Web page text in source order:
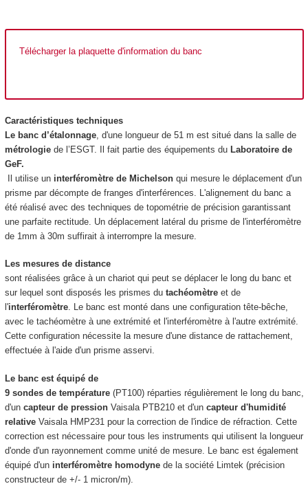
Télécharger la plaquette d'information du banc
Caractéristiques techniques
Le banc d’étalonnage, d'une longueur de 51 m est situé dans la salle de
métrologiede l’ESGT. Il fait partie des équipements du Laboratoire de
GeF.
Il utilise un interféromètre de Michelsonqui mesure le déplacement d'un
prisme par décompte de franges d'interférences. L'alignement du banc a
été réalisé avec des techniques de topométrie de précision garantissant
une parfaite rectitude. Un déplacement latéral du prisme de l'interféromètre
de 1mm à 30m suffirait à interrompre la mesure.
Les mesures de distance
sont réalisées grâce à un chariot qui peut se déplacer le long du banc et
sur lequel sont disposés les prismes du tachéomètreet de
l'interféromètre. Le banc est monté dans une configuration tête-bêche,
avec le tachéomètre à une extrémité et l'interféromètre à l'autre extrémité.
Cette configuration nécessite la mesure d'une distance de rattachement,
effectuée à l'aide d'un prisme asservi.
Le banc est équipé de
9 sondes de température(PT100) réparties régulièrement le long du banc,
d'un capteur de pressionVaisala PTB210 et d'un capteur d'humidité
relativeVaisala HMP231 pour la correction de l'indice de réfraction. Cette
correction est nécessaire pour tous les instruments qui utilisent la longueur
d'onde d'un rayonnement comme unité de mesure. Le banc est également
équipé d'un interféromètre homodynede la société Limtek (précision
constructeur de +/- 1 micron/m).